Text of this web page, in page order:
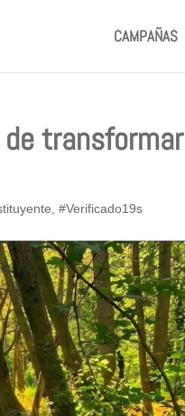
CAMPAÑAS
,#Verificado19s